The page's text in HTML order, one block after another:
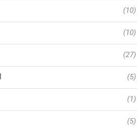
(10)
(10)
(27)
(5)
(1)
(5)